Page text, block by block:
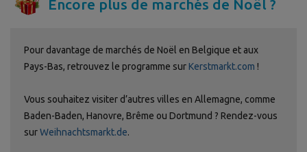
Encore plus de marchés de Noël ?
Pour davantage de marchés de Noël en Belgique et aux
Pays-Bas, retrouvez le programme surKerstmarkt.com !
Vous souhaitez visiter d’autres villes en Allemagne, comme
Baden-Baden, Hanovre, Brême ou Dortmund ? Rendez-vous
surWeihnachtsmarkt.de.